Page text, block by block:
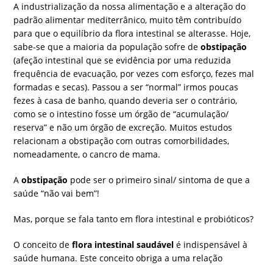
A industrialização da nossa alimentação e a alteração do
padrão alimentar mediterrânico, muito têm contribuído
para que o equilíbrio da flora intestinal se alterasse. Hoje,
sabe-se que a maioria da população sofre deobstipação
(afeção intestinal que se evidência por uma reduzida
frequência de evacuação, por vezes com esforço, fezes mal
formadas e secas). Passou a ser “normal” irmos poucas
fezes à casa de banho, quando deveria ser o contrário,
como se o intestino fosse um órgão de “acumulação/
reserva” e não um órgão de excreção. Muitos estudos
relacionam a obstipação com outras comorbilidades,
nomeadamente, o cancro de mama.
Aobstipação pode ser o primeiro sinal/ sintoma de que a
saúde “não vai bem”!
Mas, porque se fala tanto em flora intestinal e probióticos?
O conceito deflora intestinal saudável é indispensável à
saúde humana. Este conceito obriga a uma relação